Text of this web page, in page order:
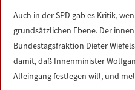
Auch in der SPD gab es Kritik,
grundsätzlichen Ebene. Der
Bundestagsfraktion Dieter
damit, daß Innenminister
Alleingang festlegen will, und